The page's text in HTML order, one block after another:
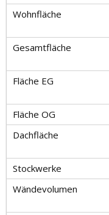
Wohnfläche
Gesamtfläche
Fläche EG
Fläche OG
Dachfläche
Stockwerke
Wändevolumen